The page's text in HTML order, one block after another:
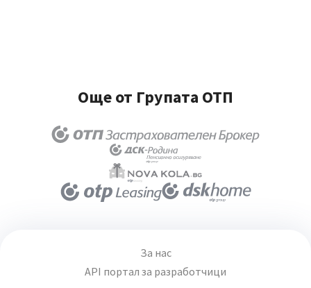
Още от Групата ОТП
За нас
API портал за разработчици